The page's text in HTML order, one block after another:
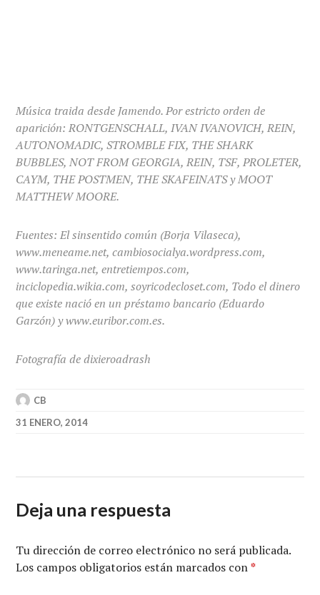
Música traida desde Jamendo. Por estricto orden de
aparición: RONTGENSCHALL, IVAN IVANOVICH, REIN,
AUTONOMADIC, STROMBLE FIX, THE SHARK
BUBBLES, NOT FROM GEORGIA, REIN, TSF, PROLETER,
CAYM, THE POSTMEN, THE SKAFEINATS y MOOT
MATTHEW MOORE.
Fuentes: El sinsentido común (Borja Vilaseca),
www.meneame.net, cambiosocialya.wordpress.com,
www.taringa.net, entretiempos.com,
inciclopedia.wikia.com, soyricodecloset.com, Todo el dinero
que existe nació en un préstamo bancario (Eduardo
Garzón) y www.euribor.com.es.
Fotografía de dixieroadrash
CB
31 ENERO, 2014
Deja una respuesta
Tu dirección de correo electrónico no será publicada.
Los campos obligatorios están marcados con*